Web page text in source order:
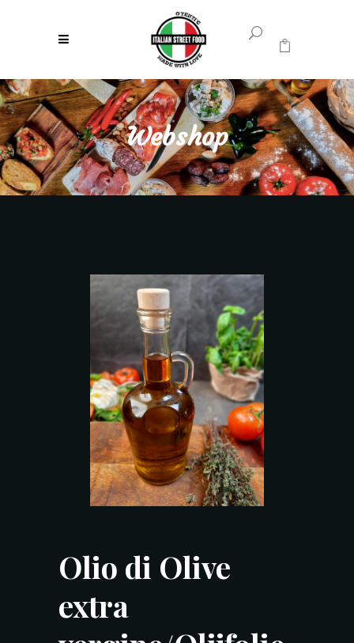
0
Geen producten in uw winkelwagen.
Webshop
Olio di Olive
extra